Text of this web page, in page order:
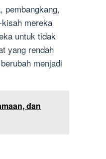
pembangkang,
mereka
untuk tidak
yang rendah
menjadi
dan